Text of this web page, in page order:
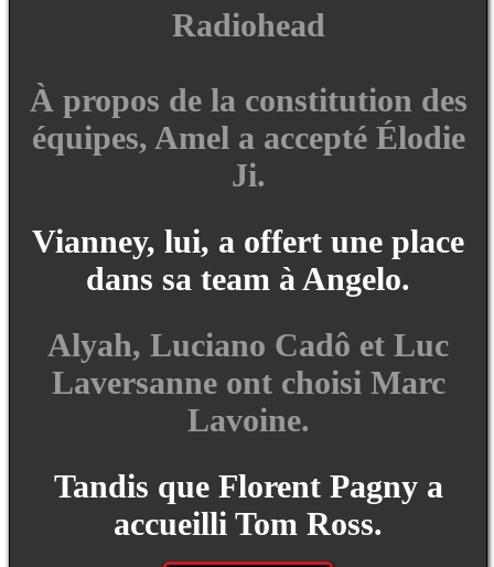
Radiohead
À propos de la constitution des
équipes, Amel a accepté Élodie
Ji.
Vianney, lui, a offert une place
dans sa team à Angelo.
Alyah, Luciano Cadô et Luc
Laversanne ont choisi Marc
Lavoine.
Tandis que Florent Pagny a
accueilli Tom Ross.